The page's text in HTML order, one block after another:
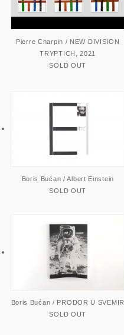
Pierre Charpin / NEW DIVISION
TRYPTICH, 2021
SOLD OUT
Boris Bućan / Albert Einstein
SOLD OUT
Boris Bućan / PRODOR U SVEMIR
SOLD OUT